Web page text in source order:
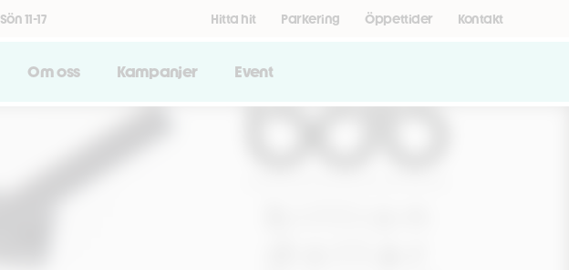
Sön 11-17 Hitta hit Parkering Öppettider Kontakt
Om oss Kampanjer Event